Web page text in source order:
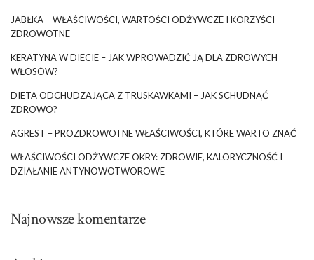
JABŁKA – WŁAŚCIWOŚCI, WARTOŚCI ODŻYWCZE I KORZYŚCI
ZDROWOTNE
KERATYNA W DIECIE – JAK WPROWADZIĆ JĄ DLA ZDROWYCH
WŁOSÓW?
DIETA ODCHUDZAJĄCA Z TRUSKAWKAMI – JAK SCHUDNĄĆ
ZDROWO?
AGREST – PROZDROWOTNE WŁAŚCIWOŚCI, KTÓRE WARTO ZNAĆ
WŁAŚCIWOŚCI ODŻYWCZE OKRY: ZDROWIE, KALORYCZNOŚĆ I
DZIAŁANIE ANTYNOWOTWOROWE
Najnowsze komentarze